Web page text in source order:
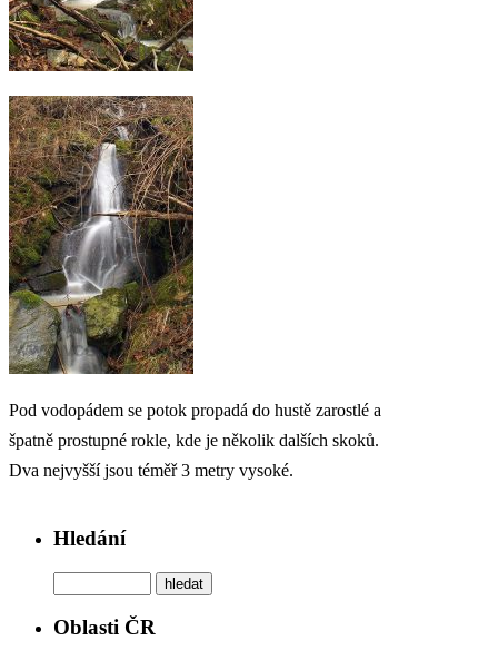
Pod vodopádem se potok propadá do hustě zarostlé a
špatně prostupné rokle, kde je několik dalších skoků.
Dva nejvyšší jsou téměř 3 metry vysoké.
Hledání
Oblasti ČR